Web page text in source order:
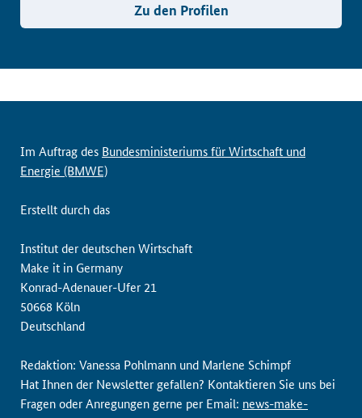
Zu den Profilen
Im Auftrag des Bundesministeriums für Wirtschaft und
Energie (BMWE)
Erstellt durch das
Institut der deutschen Wirtschaft
Make it in Germany
Konrad-Adenauer-Ufer 21
50668 Köln
Deutschland
Redaktion: Vanessa Pohlmann und Marlene Schimpf
Hat Ihnen der Newsletter gefallen? Kontaktieren Sie uns bei
Fragen oder Anregungen gerne per Email: news-make-